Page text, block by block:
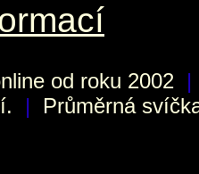
od roku 2002 |
| Průměrná